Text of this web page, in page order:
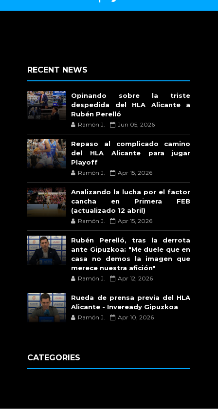
RECENT NEWS
Opinando sobre la triste
despedida del HLA Alicante a
Rubén Perelló
Ramón J. Jun 05, 2026
Repaso al complicado camino
del HLA Alicante para jugar
Playoff
Ramón J. Apr 15, 2026
Analizando la lucha por el factor
cancha en Primera FEB
(actualizado 12 abril)
Ramón J. Apr 15, 2026
Rubén Perelló, tras la derrota
ante Gipuzkoa: "Me duele que en
casa no demos la imagen que
merece nuestra afición"
Ramón J. Apr 12, 2026
Rueda de prensa previa del HLA
Alicante - Inveready Gipuzkoa
Ramón J. Apr 10, 2026
CATEGORIES